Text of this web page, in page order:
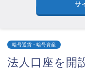
サ
暗号通貨・暗号資産
法人口座を開